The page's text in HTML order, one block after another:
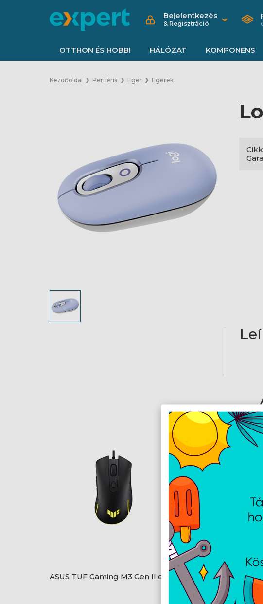
Bejelentkezés
& Regisztráció
OTTHON ÉS HOBBI HÁLÓZAT KOMPONENS
Kezdőoldal Periféria Egér Egerek
ASUS TUF Gaming M3 Gen II egér Logitech B110